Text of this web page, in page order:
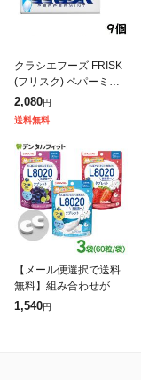
クラシエフーズ FRISK
(フリスク) ペパーミン
ト 24.5g ×9個 賞味期限
2027/07
2,080円
送料無料
【メール便選択で送料
無料】組み合わせが選
べる L8020 タブレット
1,540円